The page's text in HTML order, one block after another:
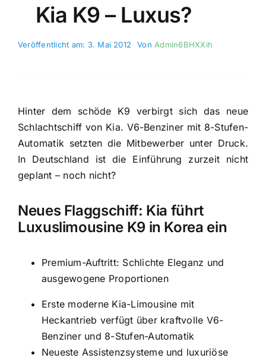
Kia K9 – Luxus?
Veröffentlicht am: 3. Mai 2012 VonAdmin6BHXXih
Hinter dem schöde K9 verbirgt sich das neue
Schlachtschiff von Kia. V6-Benziner mit 8-Stufen-
Automatik setzten die Mitbewerber unter Druck.
In Deutschland ist die Einführung zurzeit nicht
geplant – noch nicht?
Neues Flaggschiff: Kia führt
Luxuslimousine K9 in Korea ein
Premium-Auftritt: Schlichte Eleganz und
ausgewogene Proportionen
Erste moderne Kia-Limousine mit
Heckantrieb verfügt über kraftvolle V6-
Benziner und 8-Stufen-Automatik
Neueste Assistenzsysteme und luxuriöse